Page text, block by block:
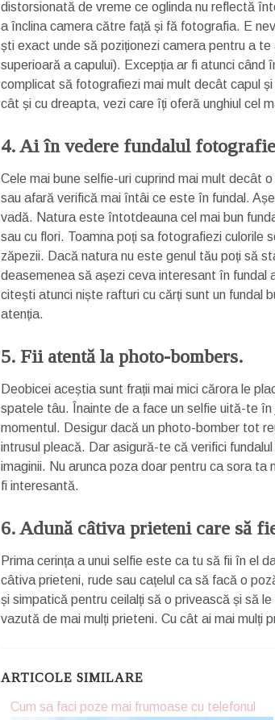
distorsionată de vreme ce oglinda nu reflectă
a înclina camera către față și fă fotografia. E
ști exact unde să poziționezi camera pentru a
superioară a capului). Excepția ar fi atunci
complicat să fotografiezi mai mult decât capul
cât și cu dreapta, vezi care îți oferă unghiul cel
4. Ai în vedere fundalul
Cele mai bune selfie-uri cuprind mai mult decât
sau afară verifică mai întâi ce este în fundal.
vadă. Natura este întotdeauna cel mai bun
sau cu flori. Toamna poți sa fotografiezi culorile
zăpezii. Dacă natura nu este genul tău poți să
deasemenea să așezi ceva interesant în
citești atunci niște rafturi cu cărți sunt un fundal
atenția.
5. Fii atentă la photo-bombers.
Deobicei aceștia sunt frații mai mici cărora le
spatele tâu. Înainte de a face un selfie uită-te
momentul. Desigur dacă un photo-bomber tot
intrusul pleacă. Dar asigură-te că verifici
imaginii. Nu arunca poza doar pentru ca sora
fi interesantă.
6. Adună câtiva prieteni care să
Prima cerința a unui selfie este ca tu să fii în el
câtiva prieteni, rude sau cațelul ca să facă o
și simpatică pentru ceilalți să o privească și să
vazută de mai mulți prieteni. Cu cât ai mai mulți
ARTICOLE SIMILARE
Cum sa faci poze mai frumoase cu telefonul